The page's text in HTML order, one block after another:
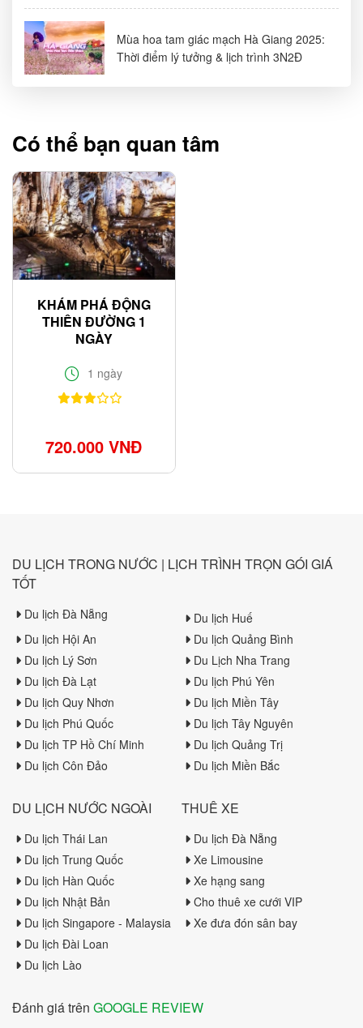
Mùa hoa tam giác mạch Hà Giang 2025:
Thời điểm lý tưởng & lịch trình 3N2Đ
Có thể bạn quan tâm
KHÁM PHÁ ĐỘNG
THIÊN ĐƯỜNG 1
NGÀY
1 ngày
720.000 VNĐ
DU LỊCH TRONG NƯỚC | LỊCH TRÌNH TRỌN GÓI GIÁ
TỐT
Du lịch Đà Nẵng
Du lịch Huế
Du lịch Hội An
Du lịch Quảng Bình
Du lịch Lý Sơn
Du Lịch Nha Trang
Du lịch Đà Lạt
Du lịch Phú Yên
Du lịch Quy Nhơn
Du lịch Miền Tây
Du lịch Phú Quốc
Du lịch Tây Nguyên
Du lịch TP Hồ Chí Minh
Du lịch Quảng Trị
Du lịch Côn Đảo
Du lịch Miền Bắc
DU LỊCH NƯỚC NGOÀI
Du lịch Thái Lan
Du lịch Trung Quốc
Du lịch Hàn Quốc
Du lịch Nhật Bản
Du lịch Singapore - Malaysia
Du lịch Đài Loan
Du lịch Lào
THUÊ XE
Du lịch Đà Nẵng
Xe Limousine
Xe hạng sang
Cho thuê xe cưới VIP
Xe đưa đón sân bay
Đánh giá trên GOOGLE REVIEW